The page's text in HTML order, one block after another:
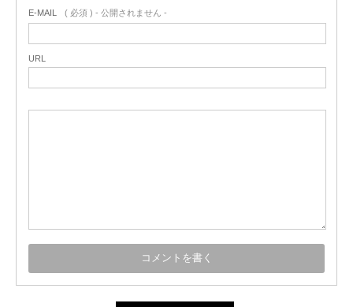
E-MAIL ( 必須 ) - 公開されません -
URL